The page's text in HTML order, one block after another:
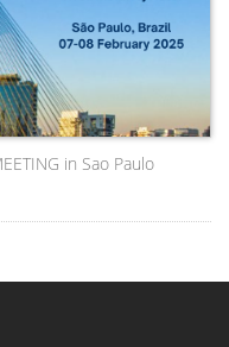
in Sao Paulo